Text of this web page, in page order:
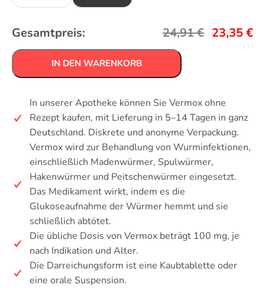
Gesamtpreis: 24,91€ 23,35€
IN DEN WARENKORB
In unserer Apotheke können Sie Vermox ohne
Rezept kaufen, mit Lieferung in 5–14 Tagen in ganz
Deutschland. Diskrete und anonyme Verpackung.
Vermox wird zur Behandlung von Wurminfektionen,
einschließlich Madenwürmer, Spulwürmer,
Hakenwürmer und Peitschenwürmer eingesetzt.
Das Medikament wirkt, indem es die
Glukoseaufnahme der Würmer hemmt und sie
schließlich abtötet.
Die übliche Dosis von Vermox beträgt 100 mg, je
nach Indikation und Alter.
Die Darreichungsform ist eine Kaubtablette oder
eine orale Suspension.